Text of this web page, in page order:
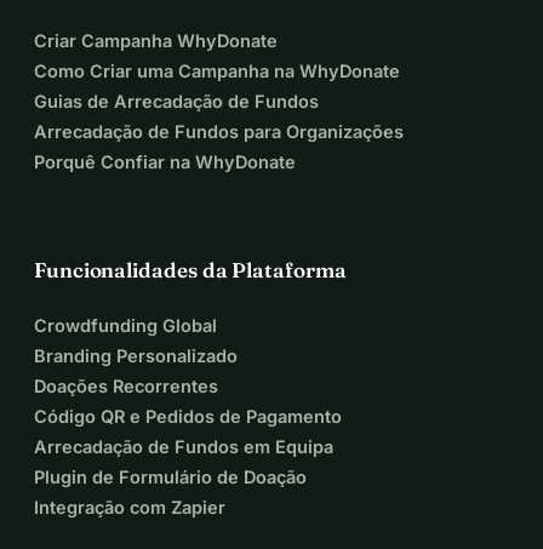
Criar Campanha WhyDonate
Como Criar uma Campanha na WhyDonate
Guias de Arrecadação de Fundos
Arrecadação de Fundos para Organizações
Porquê Confiar na WhyDonate
Funcionalidades da Plataforma
Crowdfunding Global
Branding Personalizado
Doações Recorrentes
Código QR e Pedidos de Pagamento
Arrecadação de Fundos em Equipa
Plugin de Formulário de Doação
Integração com Zapier